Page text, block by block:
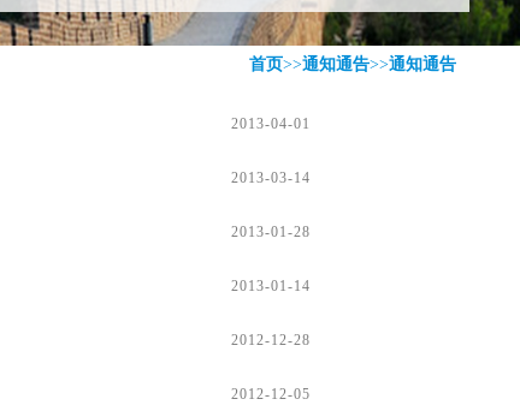
首页>>通知通告>>通知通告
2013-04-01
2013-03-14
2013-01-28
2013-01-14
2012-12-28
2012-12-05